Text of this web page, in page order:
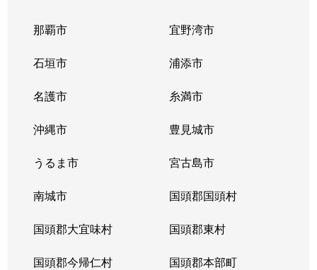
那覇市 宜野湾市
石垣市 浦添市
名護市 糸満市
沖縄市 豊見城市
うるま市 宮古島市
南城市 国頭郡国頭村
国頭郡大宜味村 国頭郡東村
国頭郡今帰仁村 国頭郡本部町